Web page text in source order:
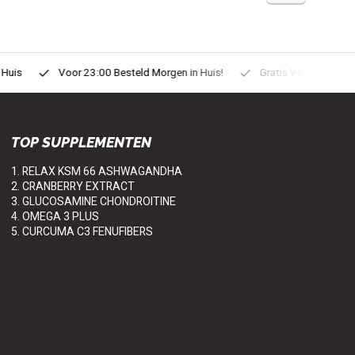
Voor 23:00 Besteld Morgen in Huis! Gratis Verzonden
TOP SUPPLEMENTEN
1. RELAX KSM 66 ASHWAGANDHA
2. CRANBERRY EXTRACT
3. GLUCOSAMINE CHONDROITINE
4. OMEGA 3 PLUS
5. CURCUMA C3 FENUFIBERS